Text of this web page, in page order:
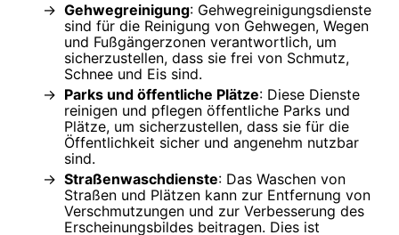
Gehwegreinigung: Gehwegreinigungsdienste
sind für die Reinigung von Gehwegen, Wegen
und Fußgängerzonen verantwortlich, um
sicherzustellen, dass sie frei von Schmutz,
Schnee und Eis sind.
Parks und öffentliche Plätze: Diese Dienste
reinigen und pflegen öffentliche Parks und
Plätze, um sicherzustellen, dass sie für die
Öffentlichkeit sicher und angenehm nutzbar
sind.
Straßenwaschdienste: Das Waschen von
Straßen und Plätzen kann zur Entfernung von
Verschmutzungen und zur Verbesserung des
Erscheinungsbildes beitragen. Dies ist